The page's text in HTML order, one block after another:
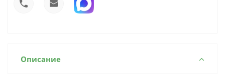
Описание